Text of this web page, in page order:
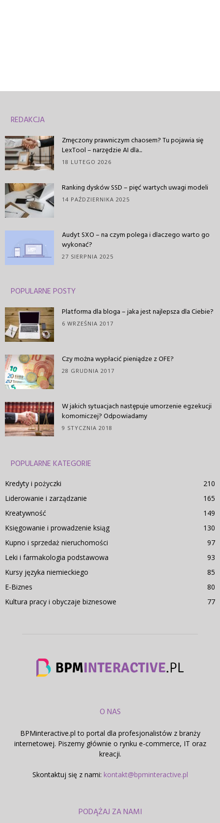
REDAKCJA
Zmęczony prawniczym chaosem? Tu pojawia się
LexTool – narzędzie AI dla...
18 LUTEGO 2026
Ranking dysków SSD – pięć wartych uwagi modeli
14 PAŹDZIERNIKA 2025
Audyt SXO – na czym polega i dlaczego warto go
wykonać?
27 SIERPNIA 2025
POPULARNE POSTY
Platforma dla bloga – jaka jest najlepsza dla Ciebie?
6 WRZEŚNIA 2017
Czy można wypłacić pieniądze z OFE?
28 GRUDNIA 2017
W jakich sytuacjach następuje umorzenie egzekucji
komorniczej? Odpowiadamy
9 STYCZNIA 2018
POPULARNE KATEGORIE
Kredyty i pożyczki
210
Liderowanie i zarządzanie
165
Kreatywność
149
Księgowanie i prowadzenie ksiąg
130
Kupno i sprzedaż nieruchomości
97
Leki i farmakologia podstawowa
93
Kursy języka niemieckiego
85
E-Biznes
80
Kultura pracy i obyczaje biznesowe
77
O NAS
BPMinteractive.pl to portal dla profesjonalistów z branży
internetowej. Piszemy głównie o rynku e-commerce, IT oraz
kreacji.
Skontaktuj się z nami: kontakt@bpminteractive.pl
PODĄŻAJ ZA NAMI